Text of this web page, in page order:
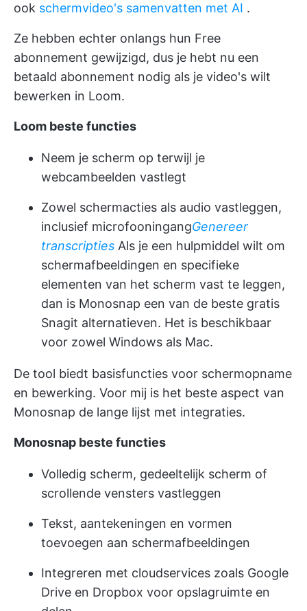
ook schermvideo's samenvatten met AI .
Ze hebben echter onlangs hun Free
abonnement gewijzigd, dus je hebt nu een
betaald abonnement nodig als je video's wilt
bewerken in Loom.
Loom beste functies
Neem je scherm op terwijl je
webcambeelden vastlegt
Zowel schermacties als audio vastleggen,
inclusief microfooningangGenereer
transcripties Als je een hulpmiddel wilt om
schermafbeeldingen en specifieke
elementen van het scherm vast te leggen,
dan is Monosnap een van de beste gratis
Snagit alternatieven. Het is beschikbaar
voor zowel Windows als Mac.
De tool biedt basisfuncties voor schermopname
en bewerking. Voor mij is het beste aspect van
Monosnap de lange lijst met integraties.
Monosnap beste functies
Volledig scherm, gedeeltelijk scherm of
scrollende vensters vastleggen
Tekst, aantekeningen en vormen
toevoegen aan schermafbeeldingen
Integreren met cloudservices zoals Google
Drive en Dropbox voor opslagruimte en